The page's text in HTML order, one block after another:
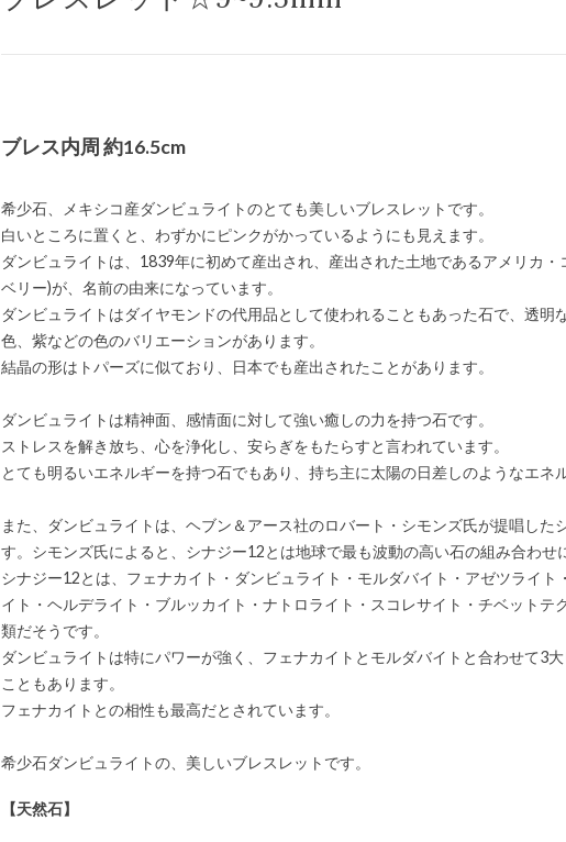
ブレス内周 約16.5cm
希少石、メキシコ産ダンビュライトのとても美しいブレスレットです。
白いところに置くと、わずかにピンクがかっているようにも見えます。
ダンビュライトは、1839年に初めて産出され、産出された土地であるアメリカ
ベリー)が、名前の由来になっています。
ダンビュライトはダイヤモンドの代用品として使われることもあった石で、透明
色、紫などの色のバリエーションがあります。
結晶の形はトパーズに似ており、日本でも産出されたことがあります。
ダンビュライトは精神面、感情面に対して強い癒しの力を持つ石です。
ストレスを解き放ち、心を浄化し、安らぎをもたらすと言われています。
とても明るいエネルギーを持つ石でもあり、持ち主に太陽の日差しのようなエネ
また、ダンビュライトは、ヘブン＆アース社のロバート・シモンズ氏が提唱した
す。シモンズ氏によると、シナジー12とは地球で最も波動の高い石の組み合わせ
シナジー12とは、フェナカイト・ダンビュライト・モルダバイト・アゼツライト
イト・ヘルデライト・ブルッカイト・ナトロライト・スコレサイト・チベットテ
類だそうです。
ダンビュライトは特にパワーが強く、フェナカイトとモルダバイトと合わせて3
こともあります。
フェナカイトとの相性も最高だとされています。
希少石ダンビュライトの、美しいブレスレットです。
【天然石】